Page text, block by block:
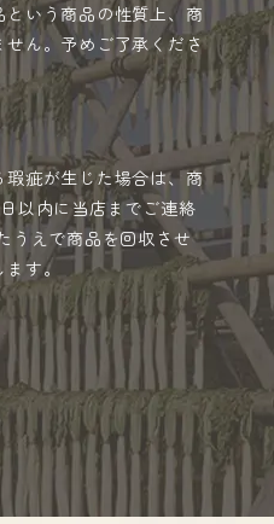
いう商品の性質上、商
ん。予めご了承くださ
疵が生じた場合は、商
以内に当店までご連絡
うえで商品を回収させ
す。